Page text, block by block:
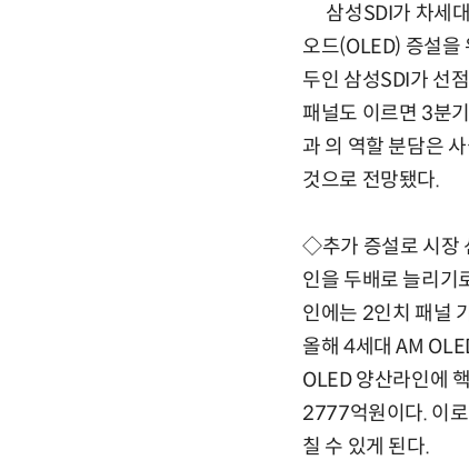
삼성SDI가 차세대
오드(OLED) 증설을
두인 삼성SDI가 선
패널도 이르면 3분
과 의 역할 분담은
것으로 전망됐다.
◇추가 증설로 시장
인을 두배로 늘리기
인에는 2인치 패널
올해 4세대 AM
OLED 양산라인에
2777억원이다. 이
칠 수 있게 된다.